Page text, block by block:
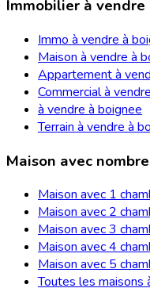
Immobilier à
Immo à vendre à
Maison à vendre à
Appartement à
Commercial à
à vendre à boignee
Terrain à vendre à
Maison avec
Maison avec 1
Maison avec 2
Maison avec 3
Maison avec 4
Maison avec 5
Toutes les maisons